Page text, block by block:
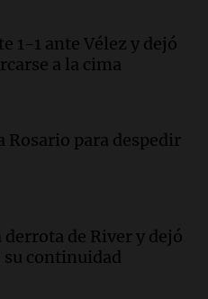
Agostina Vega, tras
derribó el mito
1-1 ante Vélez y dejó
a la cima
Rosario para despedir
de River y dejó
su continuidad